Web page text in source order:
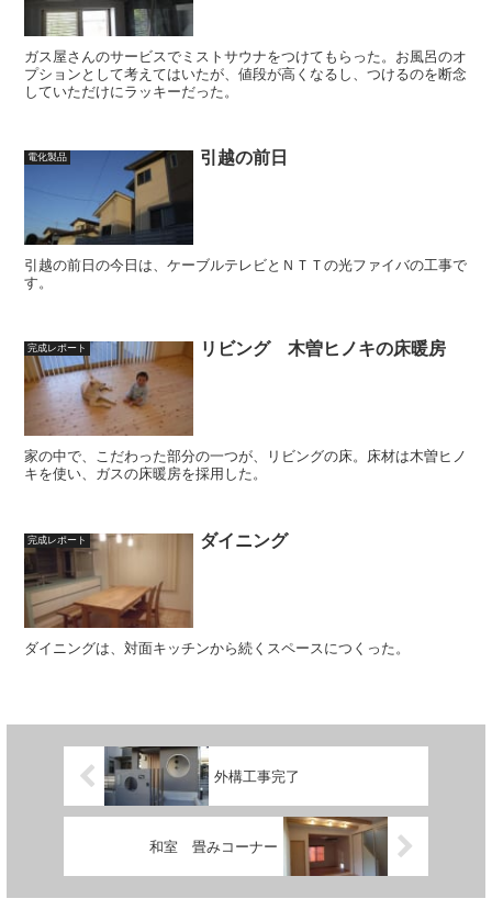
ガス屋さんのサービスでミストサウナをつけてもらった。お風呂のオ
プションとして考えてはいたが、値段が高くなるし、つけるのを断念
していただけにラッキーだった。
電化製品 引越の前日
引越の前日の今日は、ケーブルテレビとＮＴＴの光ファイバの工事で
す。
完成レポート リビング 木曽ヒノキの床暖房
家の中で、こだわった部分の一つが、リビングの床。床材は木曽ヒノ
キを使い、ガスの床暖房を採用した。
完成レポート ダイニング
ダイニングは、対面キッチンから続くスペースにつくった。
外構工事完了
和室 畳みコーナー